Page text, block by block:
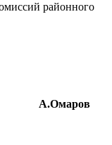
районного